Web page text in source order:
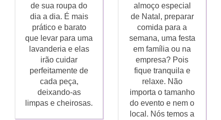
de sua roupa do
dia a dia. É mais
prático e barato
que levar para uma
lavanderia e elas
irão cuidar
perfeitamente de
cada peça,
deixando-as
limpas e cheirosas.
almoço especial
de Natal, preparar
comida para a
semana, uma festa
em família ou na
empresa? Pois
fique tranquila e
relaxe. Não
importa o tamanho
do evento e nem o
local. Nós temos a